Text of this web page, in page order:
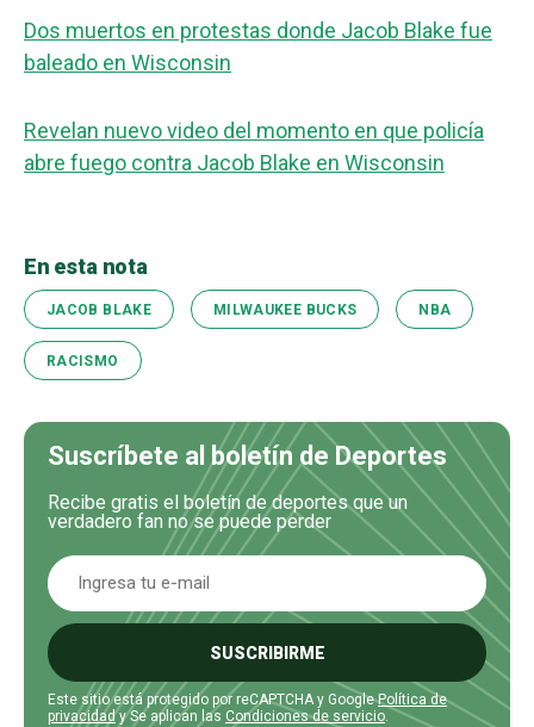
Dos muertos en protestas donde Jacob Blake fue
baleado en Wisconsin
Revelan nuevo video del momento en que policía
abre fuego contra Jacob Blake en Wisconsin
En esta nota
JACOB BLAKE MILWAUKEE BUCKS NBA
RACISMO
Suscríbete al boletín de Deportes
Recibe gratis el boletín de deportes que un
verdadero fan no se puede perder
SUSCRIBIRME
Este sitio está protegido por reCAPTCHA y GooglePolítica de
privacidady Se aplican las Condiciones de servicio.